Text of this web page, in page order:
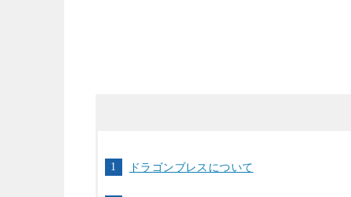
ドラゴンブレスについて